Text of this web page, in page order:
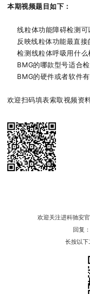
本期视频题目如下：
线粒体功能障碍检测可
反映线粒体功能最直接
检测线粒体呼吸用什么
BMG的哪款型号适合
BMG的硬件或者软件
欢迎扫码填表索取视频资
欢迎关注进科驰安
回复：
长按以